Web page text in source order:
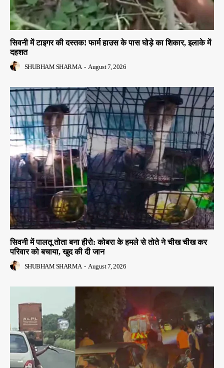
सिवनी में टाइगर की दस्तक! फार्म हाउस के पास घोड़े का शिकार, इलाके में
दहशत
SHUBHAM SHARMA - August 7, 2026
सिवनी में पालतू तोता बना हीरो: कोबरा के हमले से तोते ने चीख चीख कर
परिवार को बचाया, खुद की दी जान
SHUBHAM SHARMA - August 7, 2026